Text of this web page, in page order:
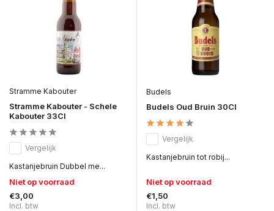
Stramme Kabouter
Stramme Kabouter - Schele
Kabouter 33Cl
Vergelijk
Kastanjebruin Dubbel me...
Niet op voorraad
€3,00
Incl. btw
Budels
Budels Oud Bruin 30Cl
Vergelijk
Kastanjebruin tot robij...
Niet op voorraad
€1,50
Incl. btw